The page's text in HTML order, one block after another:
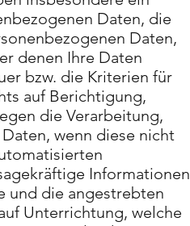
Daten, die
Daten,
denen Ihre Daten
bzw. die Kriterien für
auf Berichtigung,
die Verarbeitung,
wenn diese nicht
Informationen
und die angestrebten
Unterrichtung, welche